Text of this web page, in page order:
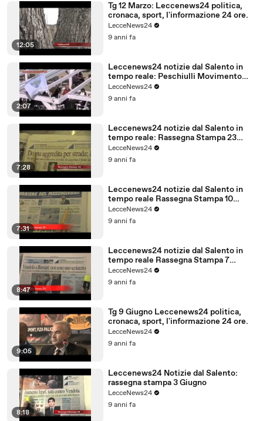
12:05
Tg 12 Marzo: Leccenews24 politica,
cronaca, sport, l'informazione 24 ore.
LecceNews24
9 anni fa
2:07
Leccenews24 notizie dal Salento in
tempo reale: Peschiulli Movimento
Regione Salento
LecceNews24
9 anni fa
7:28
Leccenews24 notizie dal Salento in
tempo reale: Rassegna Stampa 23
Febbraio
LecceNews24
9 anni fa
7:31
Leccenews24 notizie dal Salento in
tempo reale Rassegna Stampa 10
Giugno
LecceNews24
9 anni fa
8:47
Leccenews24 notizie dal Salento in
tempo reale Rassegna Stampa 7
Giugno
LecceNews24
9 anni fa
9:05
Tg 9 Giugno Leccenews24 politica,
cronaca, sport, l'informazione 24 ore.
LecceNews24
9 anni fa
8:18
Leccenews24 Notizie dal Salento:
rassegna stampa 3 Giugno
LecceNews24
9 anni fa